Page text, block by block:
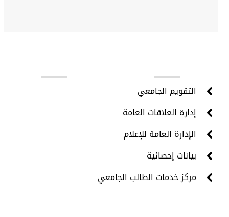
التقويم الجامعي
إدارة العلاقات العامة
الإدارة العامة للإعلام
بيانات إحصائية
مركز خدمات الطالب الجامعي